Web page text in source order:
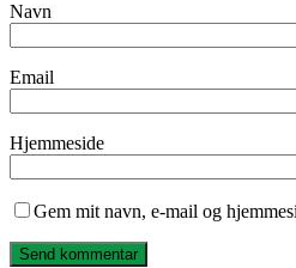
Navn
Email
Hjemmeside
Gem mit navn, e-mail og